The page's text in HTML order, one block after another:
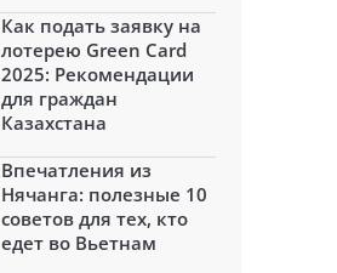
Как подать заявку на
лотерею Green Card
2025: Рекомендации
для граждан
Казахстана
Впечатления из
Нячанга: полезные 10
советов для тех, кто
едет во Вьетнам